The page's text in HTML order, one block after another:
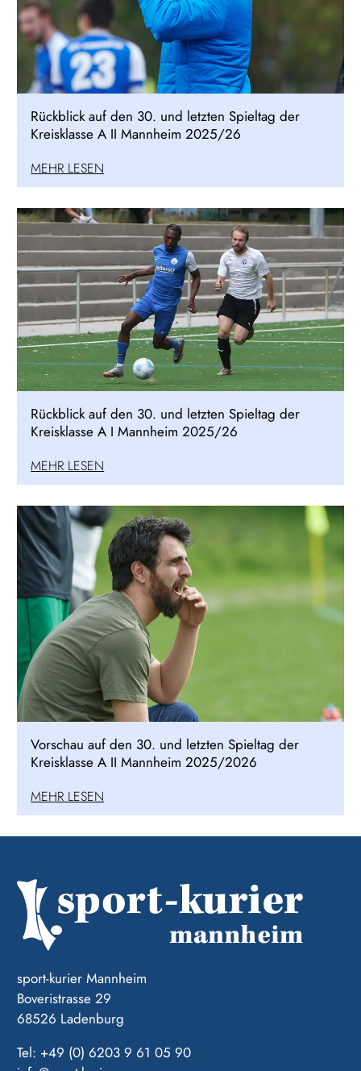
Rückblick auf den 30. und letzten Spieltag der
Kreisklasse A II Mannheim 2025/26
MEHR LESEN
Rückblick auf den 30. und letzten Spieltag der
Kreisklasse A I Mannheim 2025/26
MEHR LESEN
Vorschau auf den 30. und letzten Spieltag der
Kreisklasse A II Mannheim 2025/2026
MEHR LESEN
sport-kurier Mannheim
Boveristrasse 29
68526 Ladenburg
Tel: +49 (0) 6203 9 61 05 90